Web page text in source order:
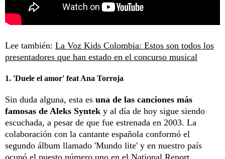
Lee también: La Voz Kids Colombia: Estos son todos los
presentadores que han estado en el concurso musical
1. 'Duele el amor' feat Ana Torroja
Sin duda alguna, esta es una de las canciones más
famosas de Aleks Syntek y al día de hoy sigue siendo
escuchada, a pesar de que fue estrenada en 2003. La
colaboración con la cantante española conformó el
segundo álbum llamado 'Mundo lite' y en nuestro país